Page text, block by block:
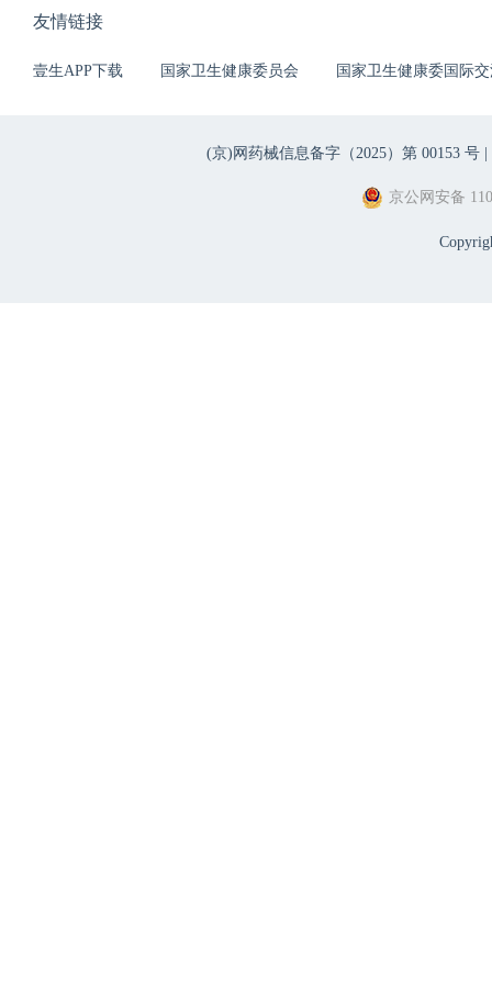
友情链接
壹生APP下载 国家卫生健康委员会 国家卫生健康委国际
(京)网药械信息备字（2025）第 00153 号 |
京公网安备